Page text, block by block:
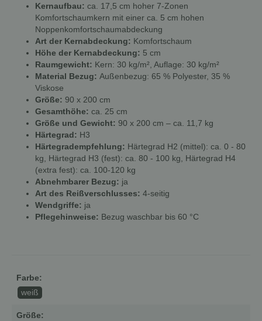
Kernaufbau: ca. 17,5 cm hoher 7-Zonen
Komfortschaumkern mit einer ca. 5 cm hohen
Noppenkomfortschaumabdeckung
Art der Kernabdeckung: Komfortschaum
Höhe der Kernabdeckung: 5 cm
Raumgewicht: Kern: 30 kg/m², Auflage: 30 kg/m²
Material Bezug: Außenbezug: 65 % Polyester, 35 %
Viskose
Größe: 90 x 200 cm
Gesamthöhe: ca. 25 cm
Größe und Gewicht: 90 x 200 cm – ca. 11,7 kg
Härtegrad: H3
Härtegradempfehlung: Härtegrad H2 (mittel): ca. 0 - 80
kg, Härtegrad H3 (fest): ca. 80 - 100 kg, Härtegrad H4
(extra fest): ca. 100-120 kg
Abnehmbarer Bezug: ja
Art des Reißverschlusses: 4-seitig
Wendgriffe: ja
Pflegehinweise: Bezug waschbar bis 60 °C
Farbe:
weiß
Größe: